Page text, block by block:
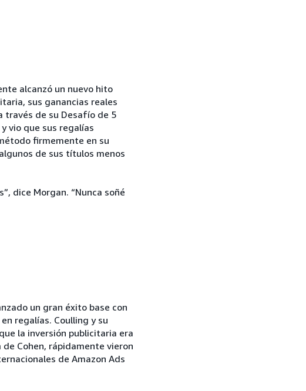
alcanzó un nuevo hito
sus ganancias reales
través de su Desafío de 5
vio que sus regalías
firmemente en su
de sus títulos menos
dice Morgan. “Nunca soñé
un gran éxito base con
regalías. Coulling y su
la inversión publicitaria era
Cohen, rápidamente vieron
de Amazon Ads